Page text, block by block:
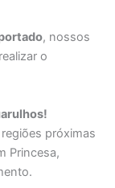
, nossos
o
próximas
Princesa,